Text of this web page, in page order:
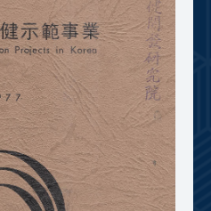
50+1주년 광장